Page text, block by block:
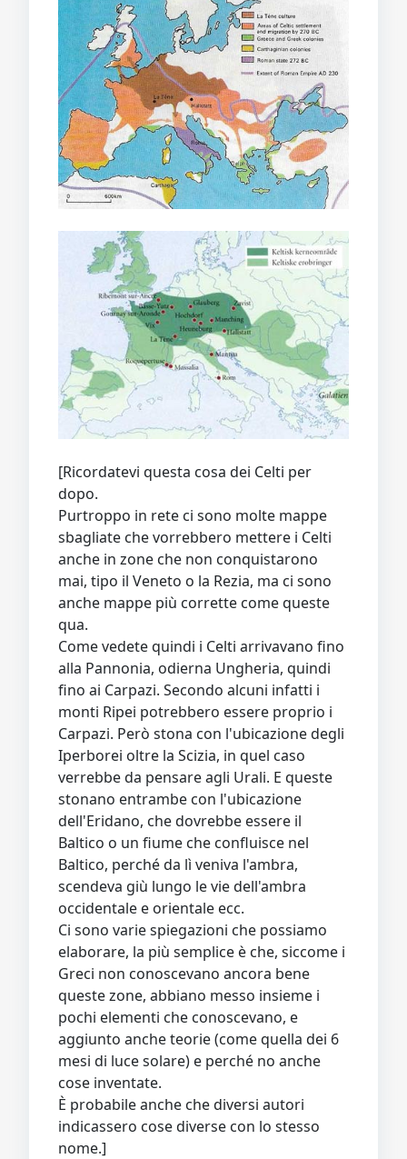
[Ricordatevi questa cosa dei Celti per
dopo.
Purtroppo in rete ci sono molte mappe
sbagliate che vorrebbero mettere i Celti
anche in zone che non conquistarono
mai, tipo il Veneto o la Rezia, ma ci sono
anche mappe più corrette come queste
qua.
Come vedete quindi i Celti arrivavano fino
alla Pannonia, odierna Ungheria, quindi
fino ai Carpazi. Secondo alcuni infatti i
monti Ripei potrebbero essere proprio i
Carpazi. Però stona con l'ubicazione degli
Iperborei oltre la Scizia, in quel caso
verrebbe da pensare agli Urali. E queste
stonano entrambe con l'ubicazione
dell'Eridano, che dovrebbe essere il
Baltico o un fiume che confluisce nel
Baltico, perché da lì veniva l'ambra,
scendeva giù lungo le vie dell'ambra
occidentale e orientale ecc.
Ci sono varie spiegazioni che possiamo
elaborare, la più semplice è che, siccome i
Greci non conoscevano ancora bene
queste zone, abbiano messo insieme i
pochi elementi che conoscevano, e
aggiunto anche teorie (come quella dei 6
mesi di luce solare) e perché no anche
cose inventate.
È probabile anche che diversi autori
indicassero cose diverse con lo stesso
nome.]